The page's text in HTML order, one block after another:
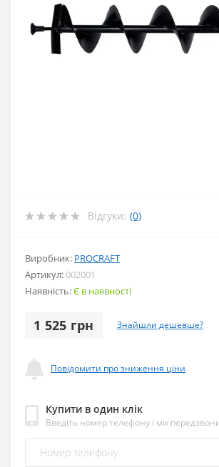
Відгуки: (0)
Виробник: PROCRAFT
Артикул:002001
Наявність:Є в наявності
1 525 грн Знайшли дешевше?
Повідомити про зниження ціни
Купити в один клік
Введіть номер телефону і ми